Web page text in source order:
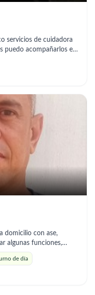
servicios de cuidadora
puedo acompañarlos en
en tareas
algunas funciones,
las buenas costumbres,
de día